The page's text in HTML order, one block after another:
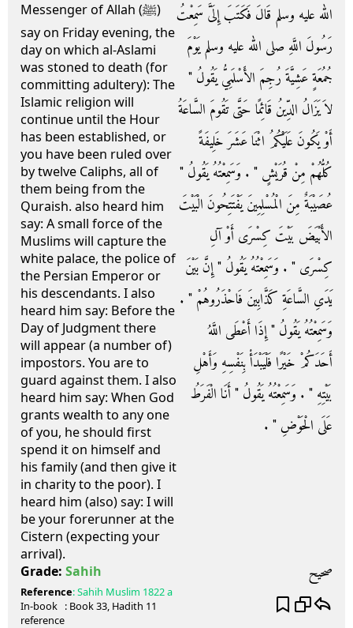
Messenger of Allah (ﷺ)
say on Friday evening, the
day on which al-Aslami
was stoned to death (for
committing adultery): The
Islamic religion will
continue until the Hour
has been established, or
you have been ruled over
by twelve Caliphs, all of
them being from the
Quraish. also heard him
say: A small force of the
Muslims will capture the
white palace, the police of
the Persian Emperor or
his descendants. I also
heard him say: Before the
Day of Judgment there
will appear (a number of)
impostors. You are to
guard against them. I also
heard him say: When God
grants wealth to any one
of you, he should first
spend it on himself and
his family (and then give it
in charity to the poor). I
heard him (also) say: I will
be your forerunner at the
Cistern (expecting your
arrival).
الله عليه وسلم قَالَ فَكَتَبَ إِلَىَّ سَمِعْتُ
رَسُولَ اللَّهِ صلى الله عليه وسلم يَوْمَ
جُمُعَةٍ عَشِيَّةَ رُجِمَ الأَسْلَمِيُّ يَقُولُ ‏"‏
لاَ يَزَالُ الدِّينُ قَائِمًا حَتَّى تَقُومَ السَّاعَةُ
أَوْ يَكُونَ عَلَيْكُمُ اثْنَا عَشَرَ خَلِيفَةً
كُلُّهُمْ مِنْ قُرَيْشٍ ‏"‏ ‏.‏ وَسَمِعْتُهُ يَقُولُ ‏"‏
عُصَيْبَةٌ مِنَ الْمُسْلِمِينَ يَفْتَتِحُونَ الْبَيْتَ
الأَبْيَضَ بَيْتَ كِسْرَى أَوْ آلِ
كِسْرَى ‏"‏ ‏.‏ وَسَمِعْتُهُ يَقُولُ ‏"‏ إِنَّ بَيْنَ
يَدَىِ السَّاعَةِ كَذَّابِينَ فَاحْذَرُوهُمْ ‏"‏ ‏.‏
وَسَمِعْتُهُ يَقُولُ ‏"‏ إِذَا أَعْطَى اللَّهُ
أَحَدَكُمْ خَيْرًا فَلْيَبْدَأْ بِنَفْسِهِ وَأَهْلِ
بَيْتِهِ ‏"‏ ‏.‏ وَسَمِعْتُهُ يَقُولُ ‏"‏ أَنَا الْفَرَطُ
عَلَى الْحَوْضِ ‏"‏ ‏.‏
Grade: Sahih صحيح
Reference:Sahih Muslim 1822 a
In-book
reference
: Book33, Hadith 11